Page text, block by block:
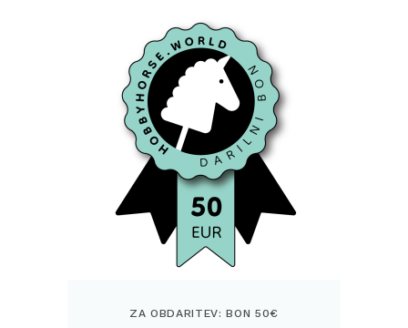
ZA OBDARITEV: BON 50€